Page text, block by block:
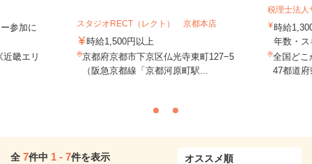
参加に
畿エリ
スタジオRECT（レクト） 京都本店
時給1,500円以上
京都府京都市下京区仏光寺東町127−5
（阪急京都線「京都河原町駅...
税理士法人
時給
年数・
全国どこ
47都道
全 7件中 1 - 7件を表示